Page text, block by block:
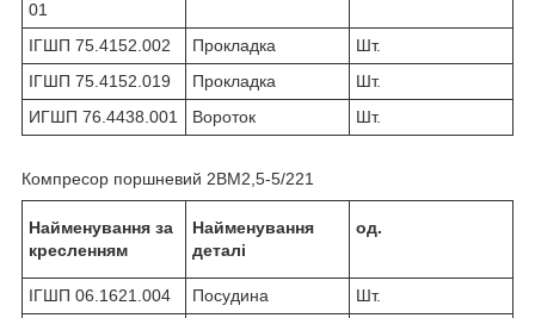
01
ІГШП 75.4152.002 Прокладка
Шт.
ІГШП 75.4152.019
Прокладка
Шт.
ИГШП 76.4438.001
Вороток Шт.
Компресор поршневий 2ВМ2,5-5/221
Найменування за
кресленням
Найменування
деталі
од.
ІГШП 06.1621.004 Посудина
Шт.